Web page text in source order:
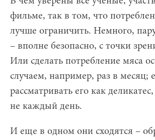
фильме, так в том, что
лучше ограничить. Немного,
– вполне безопасно, с точки
Или сделать потребление мяса
случаем, например, раз в месяц;
рассматривать его как
не каждый день.
И еще в одном они сходятся –